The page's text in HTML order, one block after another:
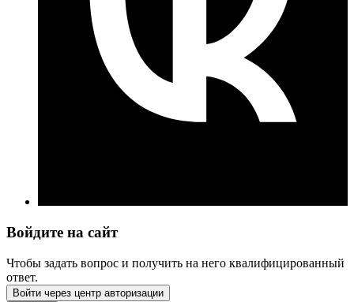
Войдите на сайт
Чтобы задать вопрос и получить на него квалифицированный
ответ.
Войти через центр авторизации